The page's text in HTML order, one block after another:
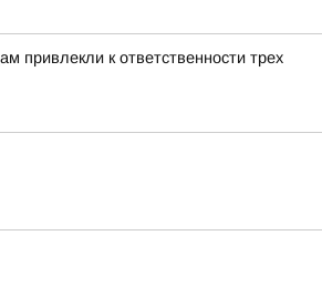
привлекли к ответственности трех